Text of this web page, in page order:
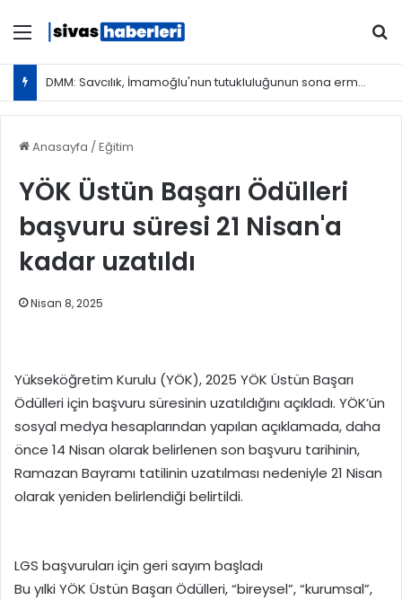
Menü
DMM: Savcılık, İmamoğlu'nun tutukluluğunun sona ermesine kadar tedbiren X hesabının erişime engellenmesini istedi
Anasayfa / Eğitim
YÖK Üstün Başarı Ödülleri
başvuru süresi 21 Nisan'a
kadar uzatıldı
Nisan 8, 2025
Yükseköğretim Kurulu (YÖK), 2025 YÖK Üstün Başarı
Ödülleri için başvuru süresinin uzatıldığını açıkladı. YÖK’ün
sosyal medya hesaplarından yapılan açıklamada, daha
önce 14 Nisan olarak belirlenen son başvuru tarihinin,
Ramazan Bayramı tatilinin uzatılması nedeniyle 21 Nisan
olarak yeniden belirlendiği belirtildi.
LGS başvuruları için geri sayım başladı
Bu yılki YÖK Üstün Başarı Ödülleri, “bireysel”, “kurumsal”,